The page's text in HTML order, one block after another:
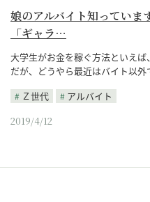
娘のアルバイト知っていま
「ギャラ…
大学生がお金を稼ぐ方法といえ
だが、どうやら最近はバイト以
Ｚ世代
アルバイト
2019/4/12